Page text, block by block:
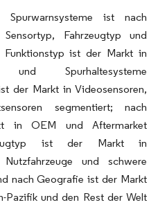
ist nach
Sensortyp, Fahrzeugtyp und
Funktionstyp ist der Markt in
und Spurhaltesysteme
der Markt in Videosensoren,
segmentiert; nach
in OEM und Aftermarket
ist der Markt in
und schwere
nach Geografie ist der Markt
Pazifik und den Rest der Welt